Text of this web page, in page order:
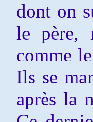
dont on
le père,
comme
Ils se
après la